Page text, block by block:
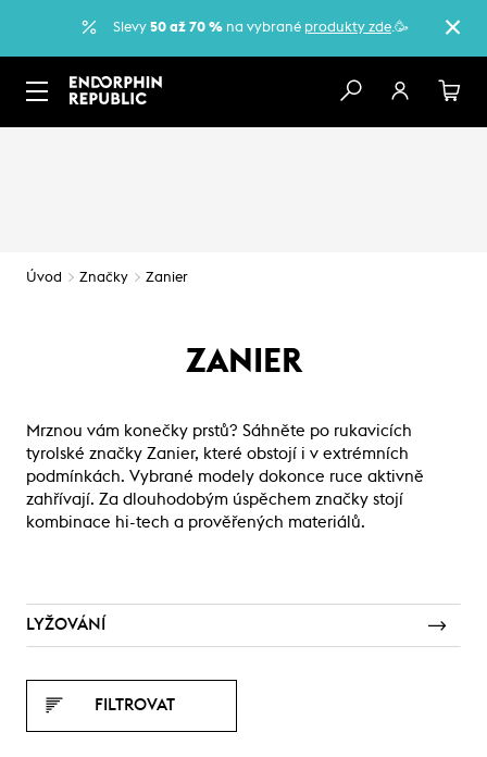
Slevy 50 až 70 % na vybrané produkty zde.🥳
Úvod Značky Zanier
ZANIER
Mrznou vám konečky prstů? Sáhněte po rukavicích
tyrolské značky Zanier, které obstojí i v extrémních
podmínkách. Vybrané modely dokonce ruce aktivně
zahřívají. Za dlouhodobým úspěchem značky stojí
kombinace hi-tech a prověřených materiálů.
LYŽOVÁNÍ
FILTROVAT